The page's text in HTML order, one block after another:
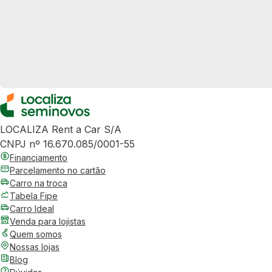
LOCALIZA Rent a Car S/A
CNPJ nº 16.670.085/0001-55
Financiamento
Parcelamento no cartão
Carro na troca
Tabela Fipe
Carro Ideal
Venda para lojistas
Quem somos
Nossas lojas
Blog